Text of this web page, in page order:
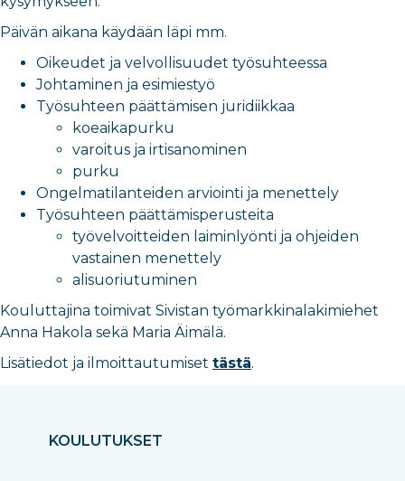
KOULUTUKSET
Päivän aikana käydään läpi mm.
Oikeudet ja velvollisuudet työsuhteessa
Johtaminen ja esimiestyö
Työsuhteen päättämisen juridiikkaa
koeaikapurku
varoitus ja irtisanominen
purku
Ongelmatilanteiden arviointi ja menettely
Työsuhteen päättämisperusteita
työvelvoitteiden laiminlyönti ja ohjeiden
vastainen menettely
alisuoriutuminen
Kouluttajina toimivat Sivistan työmarkkinalakimiehet
Anna Hakola sekä Maria Äimälä.
Lisätiedot ja ilmoittautumiset tästä.